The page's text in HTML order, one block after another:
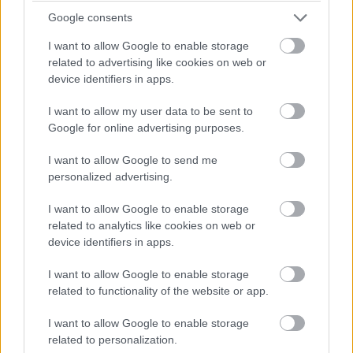
Google consents
I want to allow Google to enable storage
related to advertising like cookies on web or
device identifiers in apps.
I want to allow my user data to be sent to
Google for online advertising purposes.
I want to allow Google to send me
personalized advertising.
I want to allow Google to enable storage
related to analytics like cookies on web or
device identifiers in apps.
I want to allow Google to enable storage
related to functionality of the website or app.
I want to allow Google to enable storage
related to personalization.
megismertem és azt elfogadom.
Feliratkozom
Amellett, hogy tele van szórakoztató dialógusokkal,
egy több ezer oldalas regényt dolgoz fel, hanem egy
sokkal rövidebb és leírásokkal teli mű nyújtja az
adaptálandó irodalmi alapot. Vannak karakterek, akikkel
nem tudott mit kezdeni - ilyen például Corlys (Steve
Toussaint) szála, Daemon hosszadalmas ámokfutása
Harrenhalban (bár az idővel kifizetődik), vagy Rhaena
(Phoebe Campbell) "magánakciója a sárkánynyomokkal".
sokszor lerí a vetített háttér, ha (anti)hőseink épp
sárkányra pattannak, ám mindezt továbbtetézi, hogy a